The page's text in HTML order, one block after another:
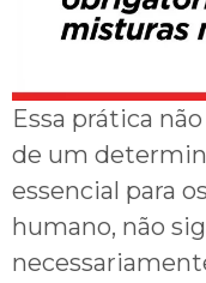
Essa prática
de um
essencial para
humano, não